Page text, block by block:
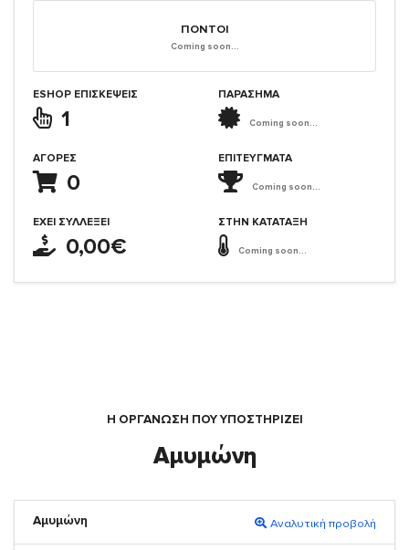
ΠΌΝΤΟΙ
Coming soon...
ESHOP ΕΠΙΣΚΈΨΕΙΣ
1
ΑΓΟΡΈΣ
0
ΈΧΕΙ ΣΥΛΛΈΞΕΙ
0,00€
ΠΑΡΑΣΗΜΑ
Coming soon...
ΕΠΙΤΕΎΓΜΑΤΑ
Coming soon...
ΣΤΗΝ ΚΑΤΆΤΑΞΗ
Coming soon...
Η ΟΡΓΆΝΩΣΗ ΠΟΥ ΥΠΟΣΤΗΡΙΖΕΙ
Αμυμώνη
Αμυμώνη Αναλυτική προβολή